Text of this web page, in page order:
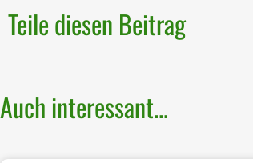
Teile diesen Beitrag
Auch interessant...